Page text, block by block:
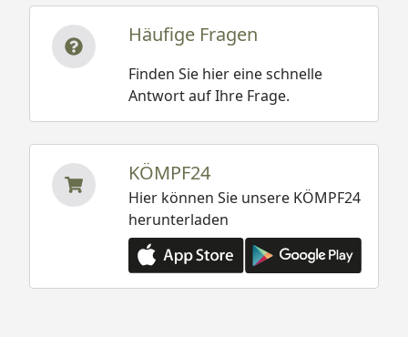
Häufige Fragen
Finden Sie hier eine schnelle
Antwort auf Ihre Frage.
KÖMPF24
Hier können Sie unsere KÖMPF24
herunterladen